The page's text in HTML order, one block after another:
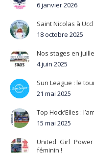
6 janvier 2026
Saint Nicolas à
18 octobre 2025
Nos stages en
4 juin 2025
Sun League : le
21 mai 2025
Top Hock’Elles :
15 mai 2025
United Girl
féminin !